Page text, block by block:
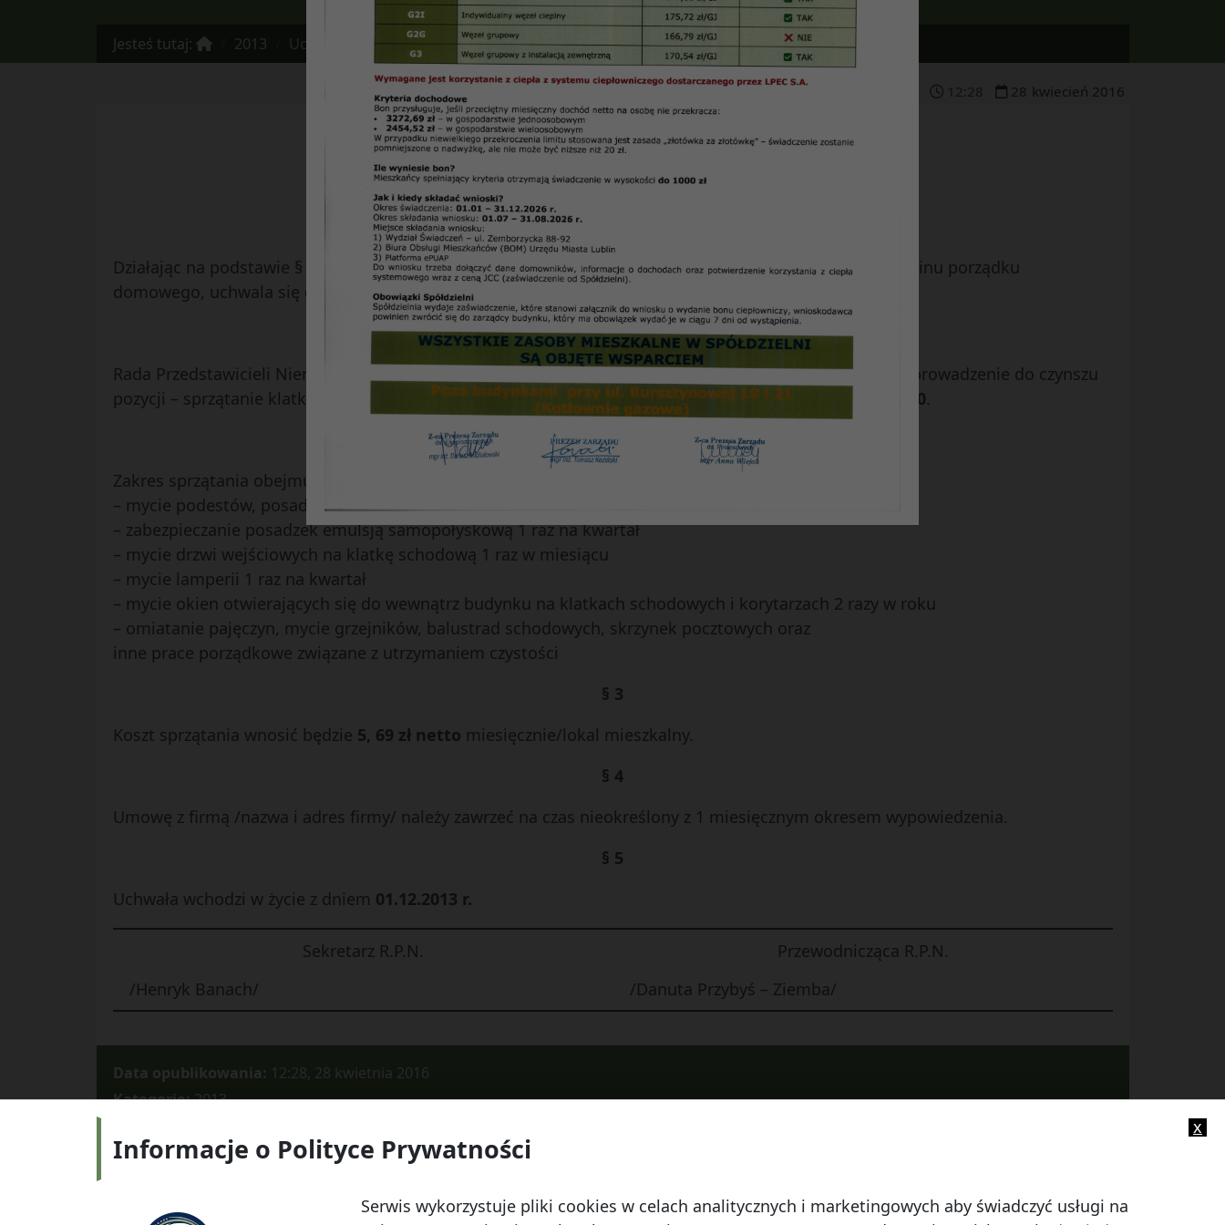
Jesteś tutaj: 2013 Uchwała Nr 12/11/2013 z dnia 20.11.2013 r. RPN Osiedla „Łęgi”
12 28 28 kwiecień 2016
Uchwała Nr 12/11/2013
Rady Przedstawicieli Nieruchomości Osiedla „Łęgi”
Spółdzielni Mieszkaniowej „Czuby’ w Lublinie
z dnia 20.11.2013 r.
Działając na podstawie § 103b Statutu Spółdzielni Mieszkaniowej „Czuby” w Lublinie, § 19 pkt. 2 Regulaminu porządku
domowego, uchwala się co następuje:
§ 1
Rada Przedstawicieli Nieruchomości Osiedla „Łęgi” realizując wniosek mieszkańców, wyraża zgodę na wprowadzenie do czynszu
pozycji – sprzątanie klatki schodowej w budynku przyul. Tatarakowej 6/kl. VI, w mieszkaniach od 51-60.
§ 2
Zakres sprzątania obejmuje:
– mycie podestów, posadzek i schodów, wycieranie kurzu 1 raz w tygodniu
– zabezpieczanie posadzek emulsją samopołyskową 1 raz na kwartał
– mycie drzwi wejściowych na klatkę schodową 1 raz w miesiącu
– mycie lamperii 1 raz na kwartał
– mycie okien otwierających się do wewnątrz budynku na klatkach schodowych i korytarzach 2 razy w roku
– omiatanie pajęczyn, mycie grzejników, balustrad schodowych, skrzynek pocztowych oraz
inne prace porządkowe związane z utrzymaniem czystości
§ 3
Koszt sprzątania wnosić będzie 5, 69 zł netto miesięcznie/lokal mieszkalny.
§ 4
Umowę z firmą /nazwa i adres firmy/ należy zawrzeć na czas nieokreślony z 1 miesięcznym okresem wypowiedzenia.
§ 5
Uchwała wchodzi w życie z dniem 01.12.2013 r.
Sekretarz R.P.N.
/Henryk Banach/
Przewodnicząca R.P.N.
/Danuta Przybyś – Ziemba/
Data opublikowania: 12:28, 28 kwietnia 2016
Kategorie:2013
x
Informacje o Polityce Prywatności
Serwis wykorzystuje pliki cookies w celach analitycznych i marketingowych aby świadczyć usługi na